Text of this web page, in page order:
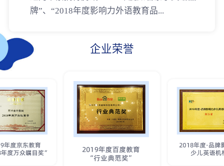
牌”、“2018年度影响力外语教育品...
企业荣誉